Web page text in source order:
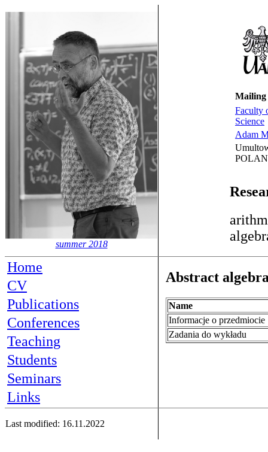
summer 2018
Mailing
Faculty
Science
Adam
Home
CV
Publications
Conferences
Teaching
Students
Seminars
Links
Abstract
Name
Informacje o
Zadania do wykładu
Last modified: 16.11.2022